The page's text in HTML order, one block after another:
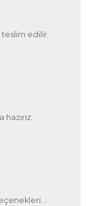
teslim edilir.